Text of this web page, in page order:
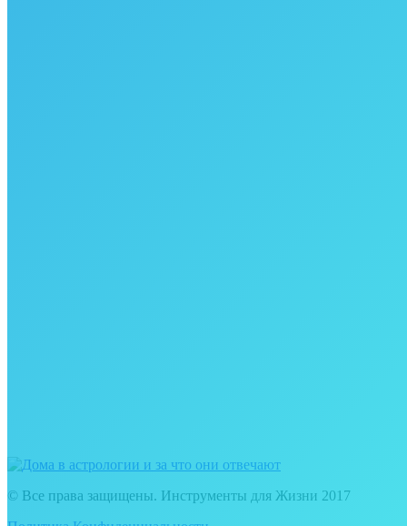
© Все права защищены. Инструменты для Жизни 2017